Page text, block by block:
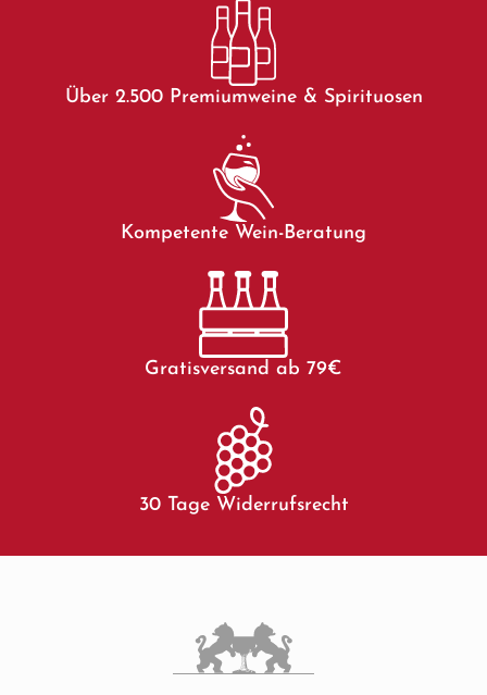
Über 2.500 Premiumweine & Spirituosen
Kompetente Wein-Beratung
Gratisversand ab 79€
30 Tage Widerrufsrecht